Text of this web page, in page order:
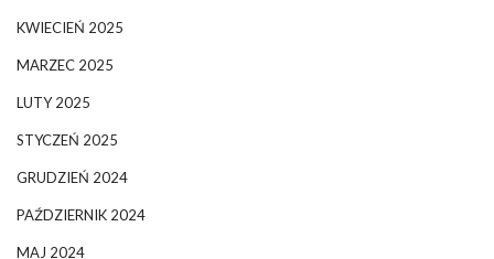
KWIECIEŃ 2025
MARZEC 2025
LUTY 2025
STYCZEŃ 2025
GRUDZIEŃ 2024
PAŹDZIERNIK 2024
MAJ 2024